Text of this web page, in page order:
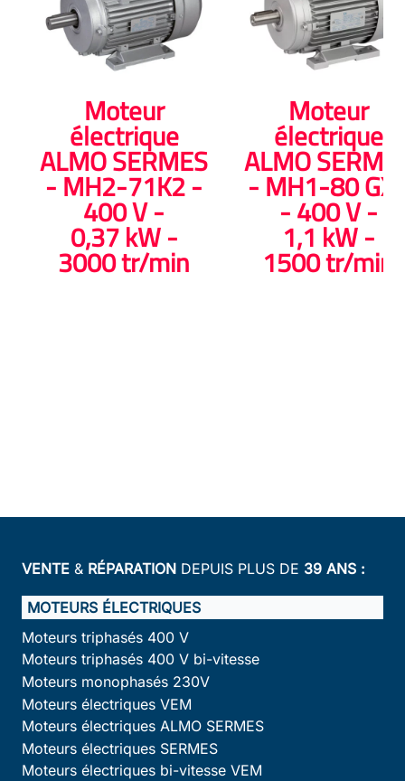
Moteur
électrique
ALMO SERMES
- MH2-71K2 -
400 V -
0,37 kW -
3000 tr/min
Moteur
électrique
ALMO
- MH1-80
- 400 V -
1,1 kW -
1500 tr/min
VENTE & RÉPARATION DEPUIS PLUS DE 39 ANS :
MOTEURS ÉLECTRIQUES
Moteurs triphasés 400 V
Moteurs triphasés 400 V bi-vitesse
Moteurs monophasés 230V
Moteurs électriques VEM
Moteurs électriques ALMO SERMES
Moteurs électriques SERMES
Moteurs électriques bi-vitesse VEM